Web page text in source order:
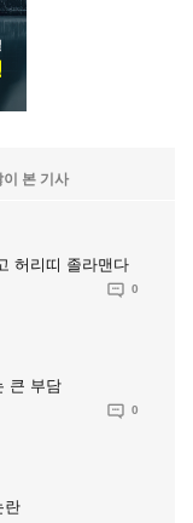
이 본 기사
허리띠 졸라맨다
0
큰 부담
0
란